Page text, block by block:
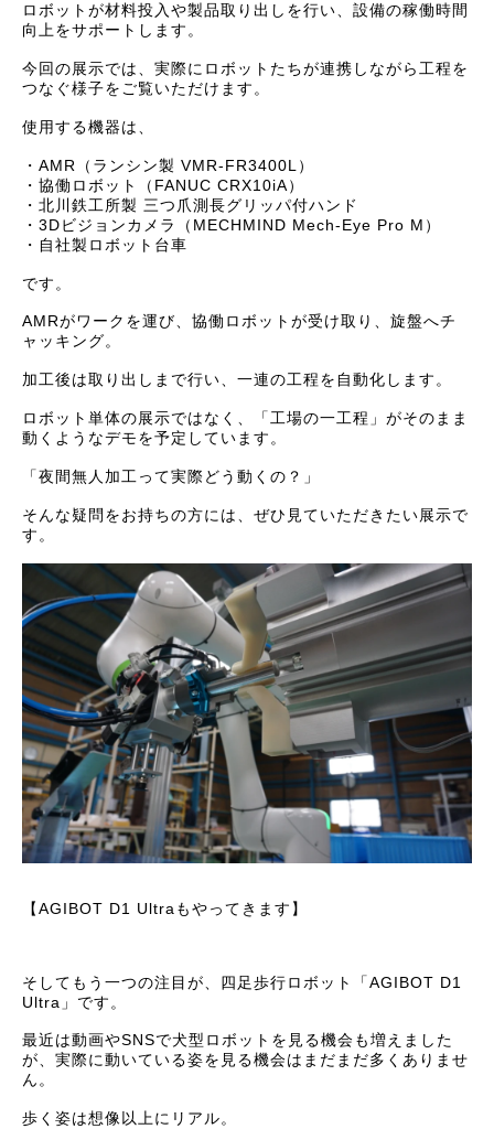
ロボットが材料投入や製品取り出しを行い、設備の稼働時間
向上をサポートします。
今回の展示では、実際にロボットたちが連携しながら工程を
つなぐ様子をご覧いただけます。
使用する機器は、
・AMR（ランシン製 VMR-FR3400L）
・協働ロボット（FANUC CRX10iA）
・北川鉄工所製 三つ爪測長グリッパ付ハンド
・3Dビジョンカメラ（MECHMIND Mech-Eye Pro M）
・自社製ロボット台車
です。
AMRがワークを運び、協働ロボットが受け取り、旋盤へチ
ャッキング。
加工後は取り出しまで行い、一連の工程を自動化します。
ロボット単体の展示ではなく、「工場の一工程」がそのまま
動くようなデモを予定しています。
「夜間無人加工って実際どう動くの？」
そんな疑問をお持ちの方には、ぜひ見ていただきたい展示で
す。
【AGIBOT D1 Ultraもやってきます】
そしてもう一つの注目が、四足歩行ロボット「AGIBOT D1
Ultra」です。
最近は動画やSNSで犬型ロボットを見る機会も増えました
が、実際に動いている姿を見る機会はまだまだ多くありませ
ん。
歩く姿は想像以上にリアル。